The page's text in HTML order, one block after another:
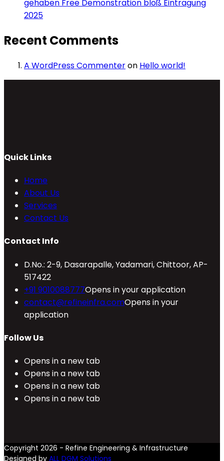
gehaben Free Demonstration bloß Eintragung
2025
Recent Comments
A WordPress Commenteron Hello world!
Quick Links
Home
About Us
Services
Contact Us
Contact Info
D.No.: 2-9, Dasarapalle, Yadamari, Chittoor, AP-
517422
+91 9010088777Opens in your application
contact@refineinfra.comOpens in your
application
Follow Us
Opens in a new tab
Opens in a new tab
Opens in a new tab
Opens in a new tab
Copyright 2026 - Refine Engineering & Infrastructure
Designed by ALL DGM Solutions